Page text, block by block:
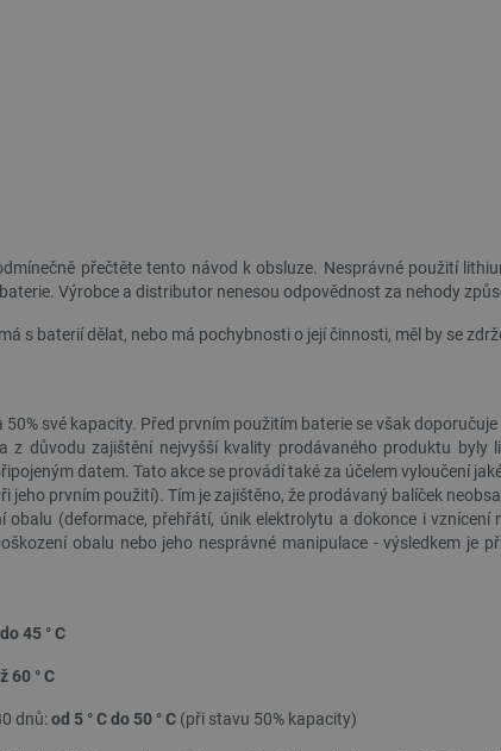
přečtěte tento návod k obsluze. Nesprávné použití
Výrobce a distributor nenesou odpovědnost za nehody
s baterií dělat, nebo má pochybnosti o její činnosti, měl by se
50% své kapacity. Před prvním použitím baterie se však
z důvodu zajištění nejvyšší kvality prodávaného produktu
datem. Tato akce se provádí také za účelem vyloučení
jeho prvním použití). Tím je zajištěno, že prodávaný balíček
obalu (deformace, přehřátí, únik elektrolytu a dokonce i
obalu nebo jeho nesprávné manipulace - výsledkem
45 ° C
60 ° C
dnů:od 5 ° C do 50 ° C (při stavu 50% kapacity)